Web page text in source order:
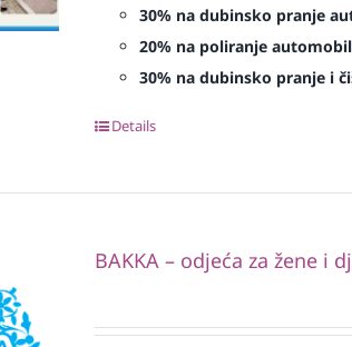
30% na dubinsko pranje
20% na poliranje
30% na dubinsko pranje i
Details
BAKKA – odjeća za žene i